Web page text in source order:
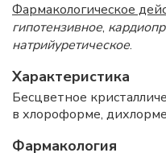
Фармакологическое
гипотензивное,
натрийуретическое.
Характеристика
Бесцветное
в хлороформе,
Фармакология